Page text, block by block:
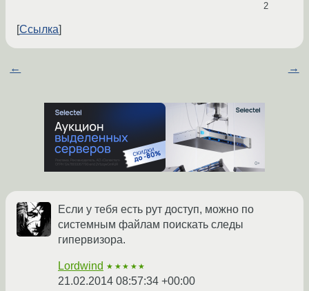
2
Ссылка
← →
Если у тебя есть рут доступ, можно по
системным файлам поискать следы
гипервизора.
Lordwind ★★★★★
21.02.2014 08:57:34 +00:00